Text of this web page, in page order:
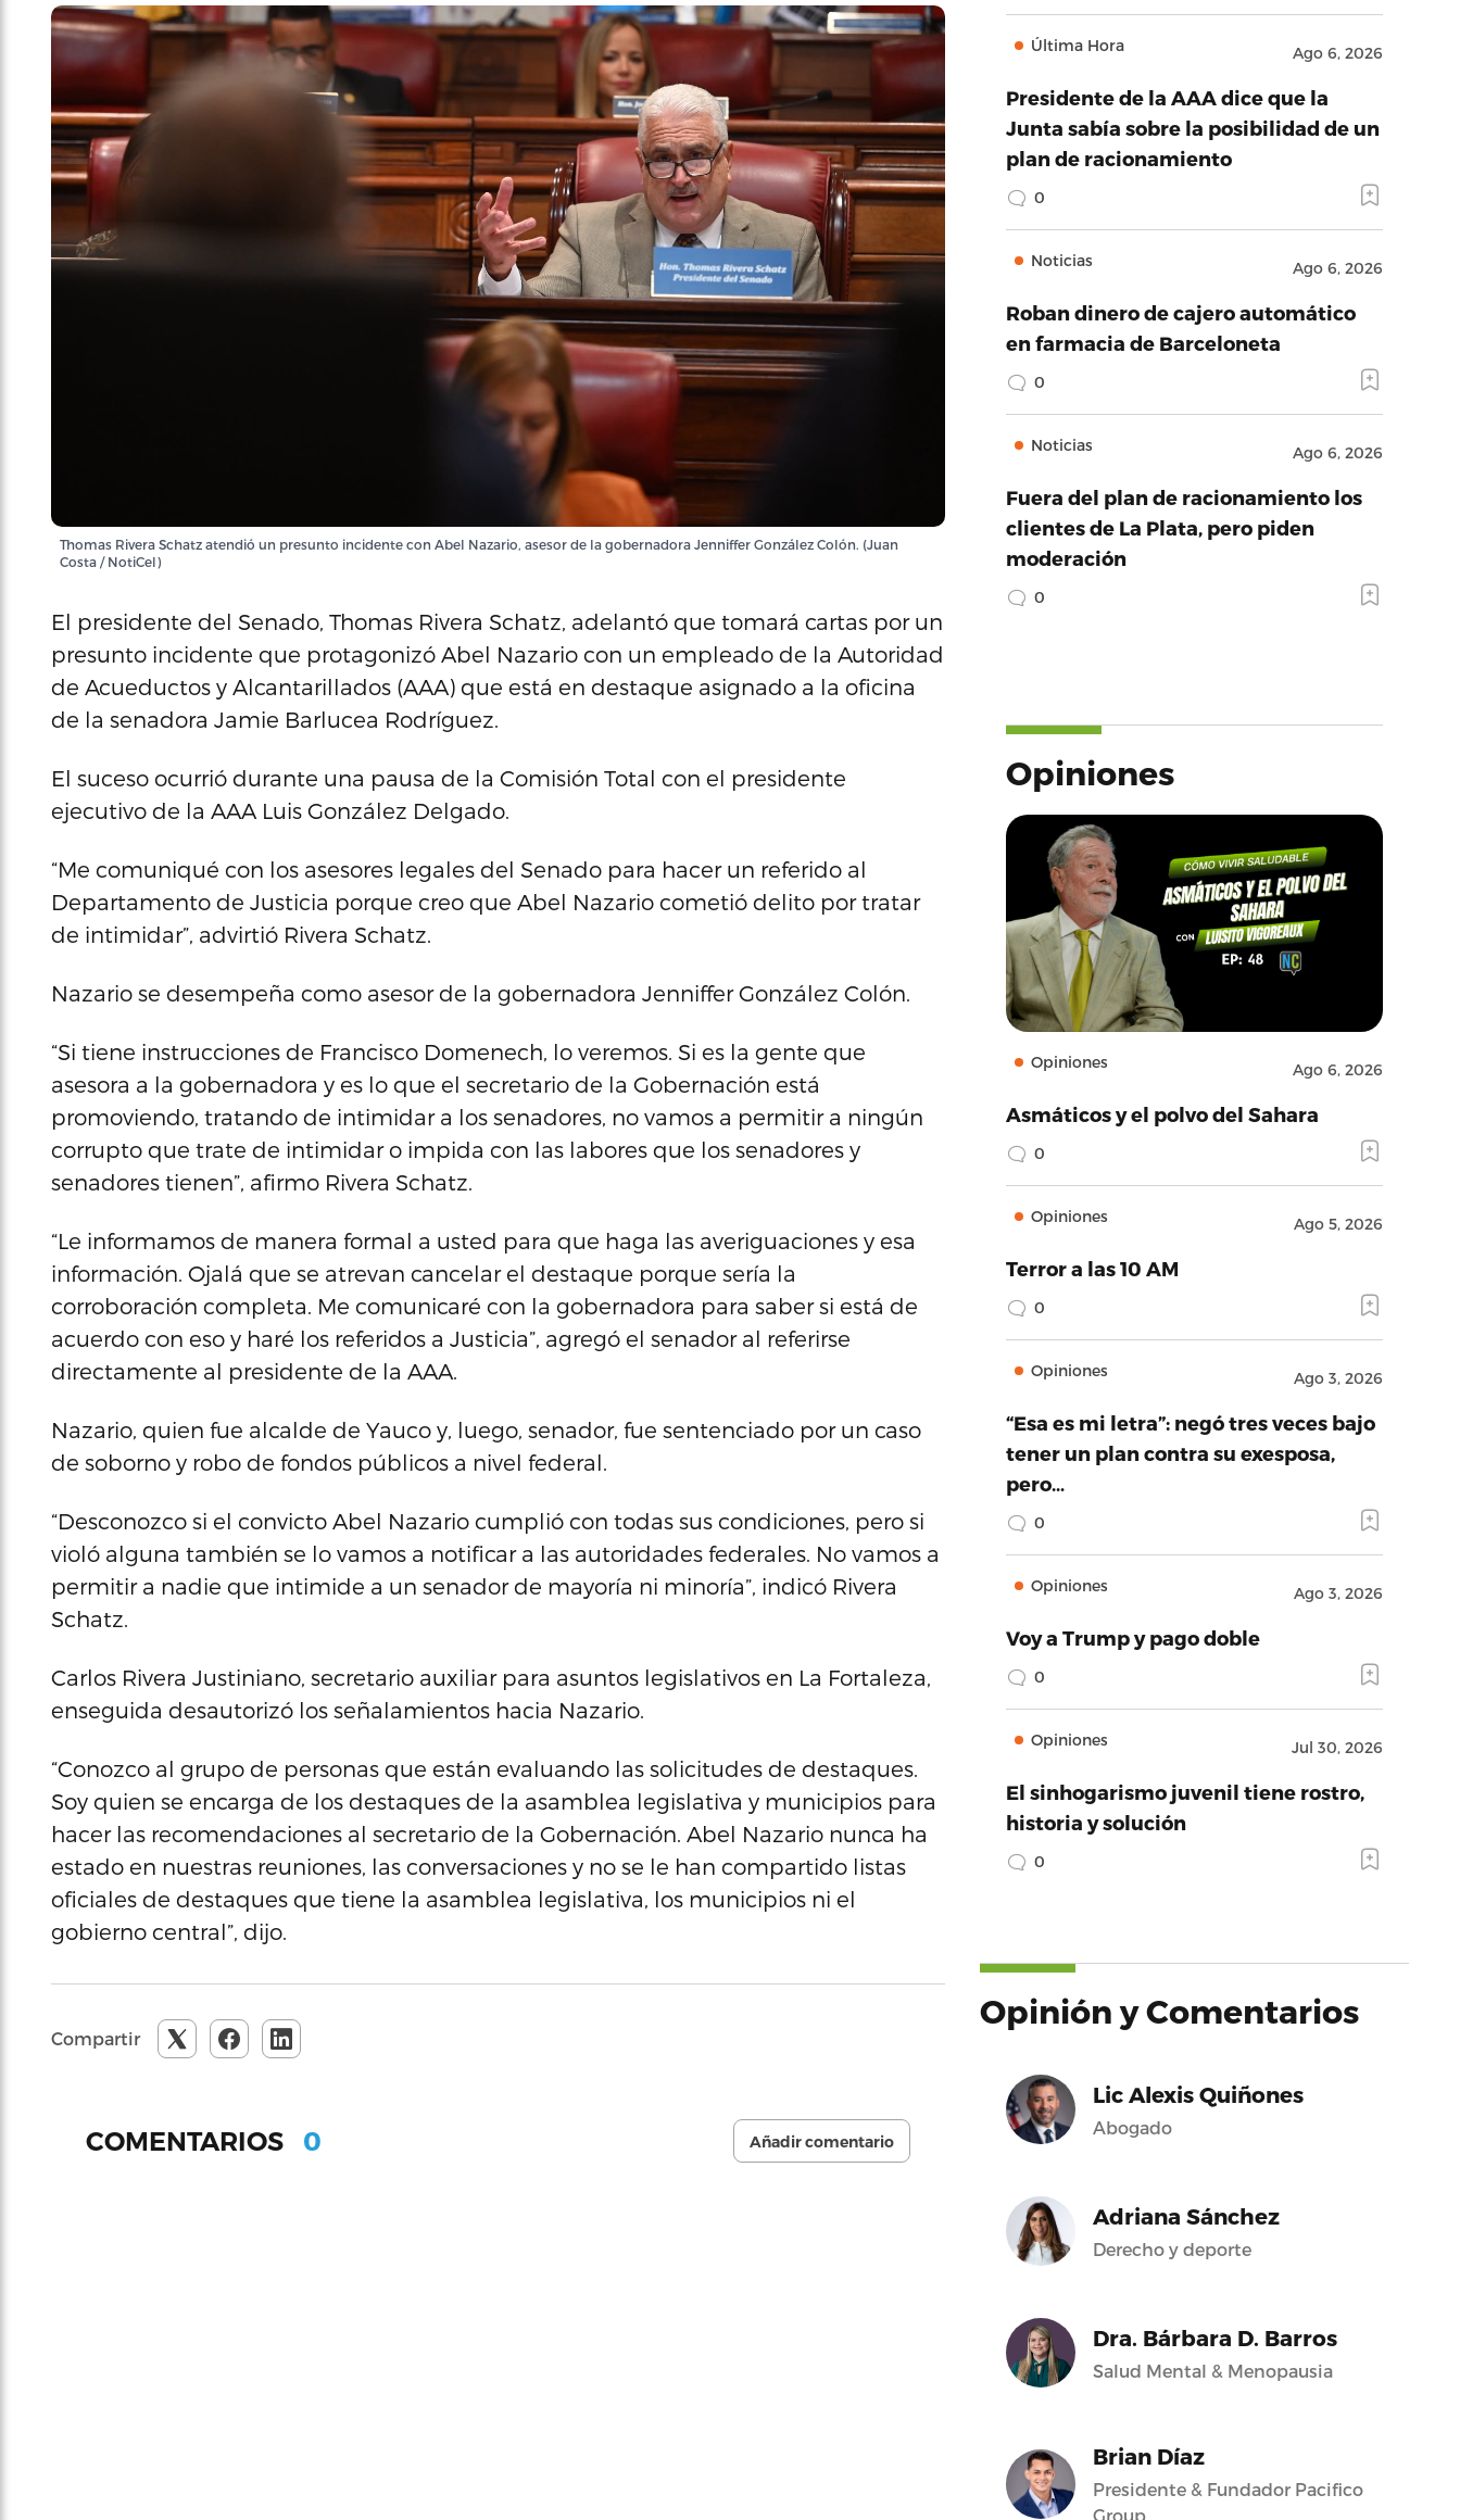
Thomas Rivera Schatz atendió un presunto incidente con Abel Nazario, asesor de la gobernadora Jenniffer González Colón. (Juan
Costa / NotiCel)
El presidente del Senado, Thomas Rivera Schatz, adelantó que tomará cartas por un
presunto incidente que protagonizó Abel Nazario con un empleado de la Autoridad
de Acueductos y Alcantarillados (AAA) que está en destaque asignado a la oficina
de la senadora Jamie Barlucea Rodríguez.
El suceso ocurrió durante una pausa de la Comisión Total con el presidente
ejecutivo de la AAA Luis González Delgado.
“Me comuniqué con los asesores legales del Senado para hacer un referido al
Departamento de Justicia porque creo que Abel Nazario cometió delito por tratar
de intimidar”, advirtió Rivera Schatz.
Nazario se desempeña como asesor de la gobernadora Jenniffer González Colón.
“Si tiene instrucciones de Francisco Domenech, lo veremos. Si es la gente que
asesora a la gobernadora y es lo que el secretario de la Gobernación está
promoviendo, tratando de intimidar a los senadores, no vamos a permitir a ningún
corrupto que trate de intimidar o impida con las labores que los senadores y
senadores tienen”, afirmo Rivera Schatz.
“Le informamos de manera formal a usted para que haga las averiguaciones y esa
información. Ojalá que se atrevan cancelar el destaque porque sería la
corroboración completa. Me comunicaré con la gobernadora para saber si está de
acuerdo con eso y haré los referidos a Justicia”, agregó el senador al referirse
directamente al presidente de la AAA.
Nazario, quien fue alcalde de Yauco y, luego, senador, fue sentenciado por un caso
de soborno y robo de fondos públicos a nivel federal.
“Desconozco si el convicto Abel Nazario cumplió con todas sus condiciones, pero si
violó alguna también se lo vamos a notificar a las autoridades federales. No vamos a
permitir a nadie que intimide a un senador de mayoría ni minoría”, indicó Rivera
Schatz.
Carlos Rivera Justiniano, secretario auxiliar para asuntos legislativos en La Fortaleza,
enseguida desautorizó los señalamientos hacia Nazario.
“Conozco al grupo de personas que están evaluando las solicitudes de destaques.
Soy quien se encarga de los destaques de la asamblea legislativa y municipios para
hacer las recomendaciones al secretario de la Gobernación. Abel Nazario nunca ha
estado en nuestras reuniones, las conversaciones y no se le han compartido listas
oficiales de destaques que tiene la asamblea legislativa, los municipios ni el
gobierno central”, dijo.
Compartir
COMENTARIOS 0 Añadir comentario
Última Hora Ago 6, 2026
Presidente de la AAA dice que la
Junta sabía sobre la posibilidad de un
plan de racionamiento
0
Noticias Ago 6, 2026
Roban dinero de cajero automático
en farmacia de Barceloneta
0
Noticias Ago 6, 2026
Fuera del plan de racionamiento los
clientes de La Plata, pero piden
moderación
0
Opiniones
Opiniones Ago 6, 2026
Asmáticos y el polvo del Sahara
0
Opiniones Ago 5, 2026
Terror a las 10 AM
0
Opiniones Ago 3, 2026
“Esa es mi letra”: negó tres veces bajo
tener un plan contra su exesposa,
pero…
0
Opiniones Ago 3, 2026
Voy a Trump y pago doble
0
Opiniones Jul 30, 2026
El sinhogarismo juvenil tiene rostro,
historia y solución
0
Opinión y Comentarios
Lic Alexis Quiñones
Abogado
Adriana Sánchez
Derecho y deporte
Dra. Bárbara D. Barros
Salud Mental & Menopausia
Brian Díaz
Presidente & Fundador Pacifico
Group